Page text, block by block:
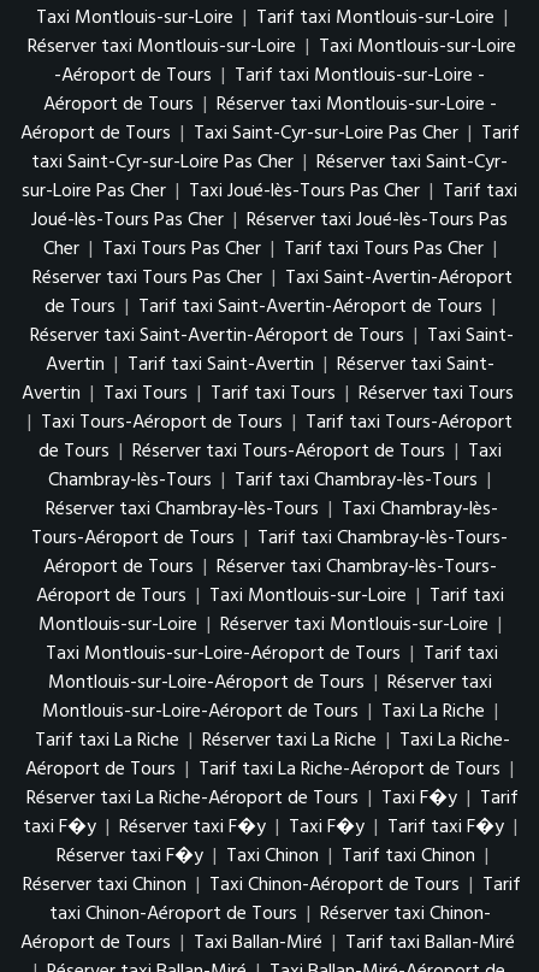
Taxi Montlouis-sur-Loire | Tarif taxi Montlouis-sur-Loire |
Réserver taxi Montlouis-sur-Loire | Taxi Montlouis-sur-Loire
-Aéroport de Tours | Tarif taxi Montlouis-sur-Loire -
Aéroport de Tours | Réserver taxi Montlouis-sur-Loire -
Aéroport de Tours | Taxi Saint-Cyr-sur-Loire Pas Cher | Tarif
taxi Saint-Cyr-sur-Loire Pas Cher | Réserver taxi Saint-Cyr-
sur-Loire Pas Cher | Taxi Joué-lès-Tours Pas Cher | Tarif taxi
Joué-lès-Tours Pas Cher | Réserver taxi Joué-lès-Tours Pas
Cher | Taxi Tours Pas Cher | Tarif taxi Tours Pas Cher |
Réserver taxi Tours Pas Cher | Taxi Saint-Avertin-Aéroport
de Tours | Tarif taxi Saint-Avertin-Aéroport de Tours |
Réserver taxi Saint-Avertin-Aéroport de Tours | Taxi Saint-
Avertin | Tarif taxi Saint-Avertin | Réserver taxi Saint-
Avertin | Taxi Tours | Tarif taxi Tours | Réserver taxi Tours
| Taxi Tours-Aéroport de Tours | Tarif taxi Tours-Aéroport
de Tours | Réserver taxi Tours-Aéroport de Tours | Taxi
Chambray-lès-Tours | Tarif taxi Chambray-lès-Tours |
Réserver taxi Chambray-lès-Tours | Taxi Chambray-lès-
Tours-Aéroport de Tours | Tarif taxi Chambray-lès-Tours-
Aéroport de Tours | Réserver taxi Chambray-lès-Tours-
Aéroport de Tours | Taxi Montlouis-sur-Loire | Tarif taxi
Montlouis-sur-Loire | Réserver taxi Montlouis-sur-Loire |
Taxi Montlouis-sur-Loire-Aéroport de Tours | Tarif taxi
Montlouis-sur-Loire-Aéroport de Tours | Réserver taxi
Montlouis-sur-Loire-Aéroport de Tours | Taxi La Riche |
Tarif taxi La Riche | Réserver taxi La Riche | Taxi La Riche-
Aéroport de Tours | Tarif taxi La Riche-Aéroport de Tours |
Réserver taxi La Riche-Aéroport de Tours | Taxi F�y | Tarif
taxi F�y | Réserver taxi F�y | Taxi F�y | Tarif taxi F�y |
Réserver taxi F�y | Taxi Chinon | Tarif taxi Chinon |
Réserver taxi Chinon | Taxi Chinon-Aéroport de Tours | Tarif
taxi Chinon-Aéroport de Tours | Réserver taxi Chinon-
Aéroport de Tours | Taxi Ballan-Miré | Tarif taxi Ballan-Miré